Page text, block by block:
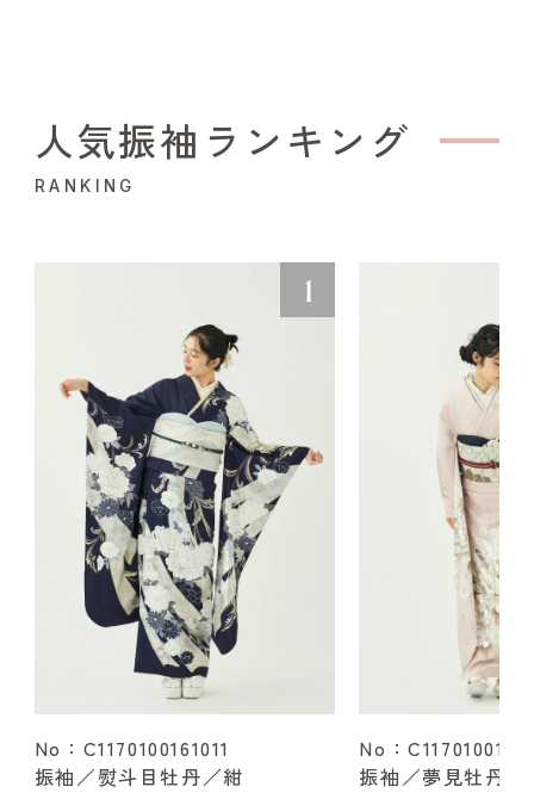
人気振袖ランキング
RANKING
No：C1170100161011
振袖／熨斗目牡丹／紺
No：
振袖／夢見牡丹／